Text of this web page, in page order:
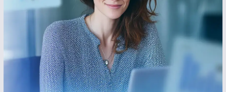
7-minutni test
Testom provjeravate jačinu svog
iskustva i poslovnog stava,
na osnovu čega možete odrediti
koliki je trenutni potencijal
za naplatu Vaših znanja i gdje
postoji prostor za napredak.